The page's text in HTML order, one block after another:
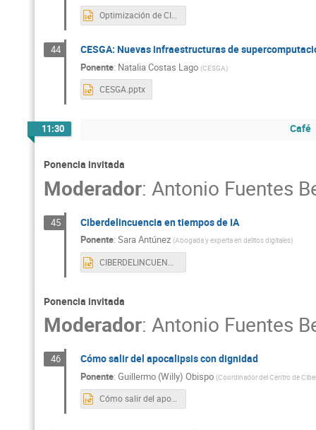
Optimización de CI-CO en la Universidad de Jaén.pptx
44 CESGA: Nuevas infraestructuras de
Ponente: Natalia Costas Lago (CESGA)
CESGA.pptx
11:30 Café
Ponencia invitada
Moderador: Antonio Fuentes
45 Ciberdelincuencia en tiempos de IA
Ponente: Sara Antúnez (Abogada y experta en delitos digitales)
CIBERDELINCUENCIA en tiempos de IA.pptx
Ponencia invitada
Moderador: Antonio Fuentes
46 Cómo salir del apocalipsis con dignidad
Ponente: Guillermo (Willy) Obispo (Coordinador del Centro de
Cómo salir del apocalipsis con dignidad.pptx